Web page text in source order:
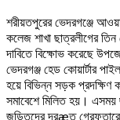
শরীয়তপুরের ভেদরগঞ্জে
কলেজ শাখা ছাত্রলীগের
দাবিতে বিক্ষোভ করেছে
ভেদরগঞ্জ হেড কোয়ার্টার
হয়ে বিভিন্ন সড়ক প্রদক্ষিণ
সমাবেশে মিলিত হয়। এসময়
জড়িতদের দ্রæত গ্রেফতারের